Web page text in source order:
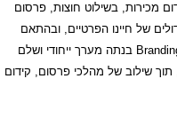
מכירות, בשילוט חוצות, פרסום
של חיינו הפרטיים, ובהתאם
לכך מושפעים מאוד מהמידע והחומרים אליהם אנו נחשפים באינטרנט. כאן Branding & Design בנתה מערך ייחודי ושלם
שילוב של מהלכי פרסום, קידום